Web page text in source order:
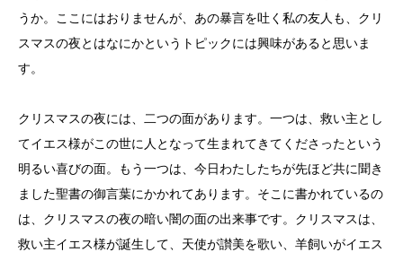
うか。ここにはおりませんが、あの暴言を吐く私の友人も、クリ
スマスの夜とはなにかというトピックには興味があると思いま
す。
クリスマスの夜には、二つの面があります。一つは、救い主とし
てイエス様がこの世に人となって生まれてきてくださったという
明るい喜びの面。もう一つは、今日わたしたちが先ほど共に聞き
ました聖書の御言葉にかかれてあります。そこに書かれているの
は、クリスマスの夜の暗い闇の面の出来事です。クリスマスは、
救い主イエス様が誕生して、天使が讃美を歌い、羊飼いがイエス